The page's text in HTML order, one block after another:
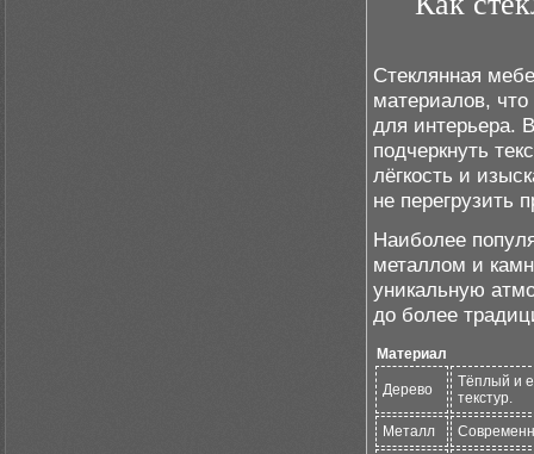
Стеклянная
материалов,
для интерьера.
подчеркнуть
лёгкость и
не перегрузить
Наиболее
металлом и
уникальную
до более
Материал
Дерево
Тёплый и
текстур.
Металл